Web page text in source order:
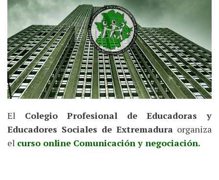
El Colegio Profesional de Educadoras y
Educadores Sociales de Extremadura organiza
el curso online Comunicación y negociación.